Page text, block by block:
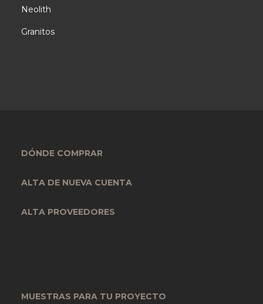
Neolith
Granitos
DÓNDE COMPRAR
ALTA DE NUEVA CUENTA
ALTA PROVEEDORES
MUESTRAS PARA TU PROYECTO